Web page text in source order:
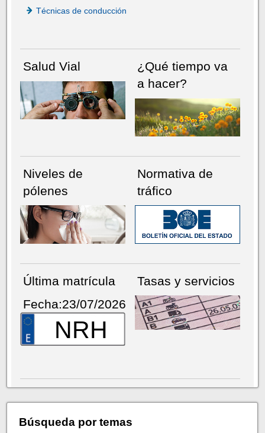
Técnicas de conducción
Salud Vial
¿Qué tiempo va
a hacer?
Niveles de
pólenes
Normativa de
tráfico
Última matrícula
Fecha:23/07/2026
NRH
Tasas y servicios
Búsqueda por temas